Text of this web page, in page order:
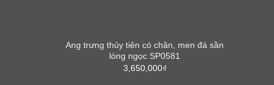
Ang trưng thủy tiên có chân, men đá sần
lòng ngọc SP0581
3,650,000₫